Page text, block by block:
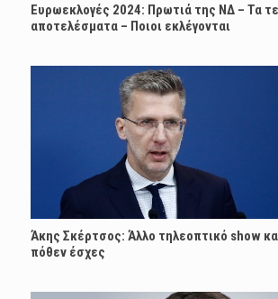
Ευρωεκλογές 2024: Πρωτιά της ΝΔ – Τα
αποτελέσματα – Ποιοι εκλέγονται
Άκης Σκέρτσος: Άλλο τηλεοπτικό show
πόθεν έσχες